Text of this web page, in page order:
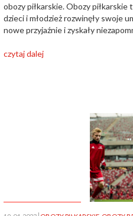
obozy piłkarskie. Obozy piłkarskie
dzieci i młodzież rozwinęły swoje
nowe przyjaźnie i zyskały
czytaj dalej